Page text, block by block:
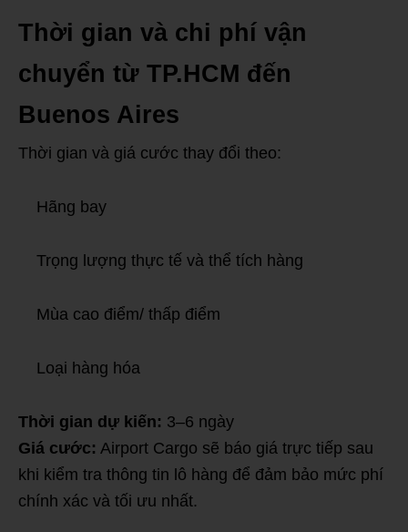
Thời gian và chi phí vận
chuyển từ TP.HCM đến
Buenos Aires
Thời gian và giá cước thay đổi theo:
Hãng bay
Trọng lượng thực tế và thể tích hàng
Mùa cao điểm/ thấp điểm
Loại hàng hóa
Thời gian dự kiến: 3–6 ngày
Giá cước: Airport Cargo sẽ báo giá trực tiếp sau
khi kiểm tra thông tin lô hàng để đảm bảo mức phí
chính xác và tối ưu nhất.